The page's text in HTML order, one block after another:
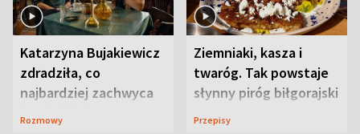
Katarzyna Bujakiewicz
zdradziła, co
najbardziej zachwyca
ją w Lublinie
Rozmowy
Ziemniaki, kasza i
twaróg. Tak powstaje
słynny piróg biłgorajski
Przepisy